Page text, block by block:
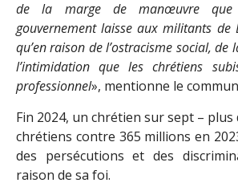
de la marge de manœuvre
gouvernement laisse aux militants de
qu’en raison de l’ostracisme social, de
l’intimidation que les chrétiens
professionnel», mentionne le
Fin 2024, un chrétien sur sept – plus
chrétiens contre 365 millions en
des persécutions et des
raison de sa foi.